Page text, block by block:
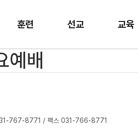
훈련 선교 교육
예배
767-8771 / 팩스 031-766-8771